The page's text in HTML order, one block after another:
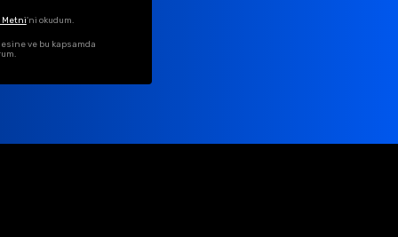
Metni'ni okudum.
ve bu kapsamda